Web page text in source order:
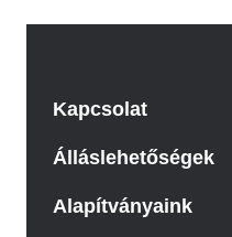
Kapcsolat
Álláslehetőségek
Alapítványaink